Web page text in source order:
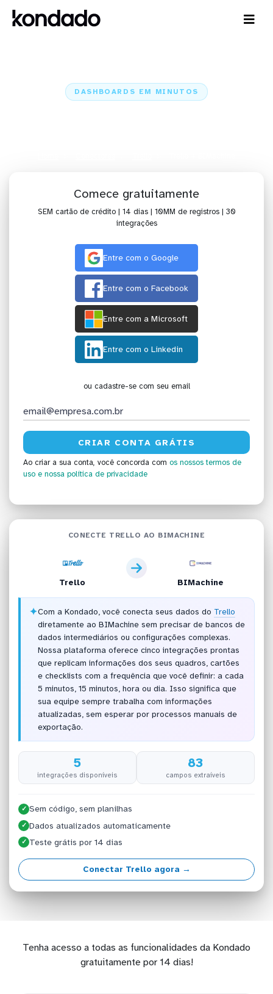
DASHBOARDS EM MINUTOS
Comece gratuitamente
SEM cartão de crédito | 14 dias | 10MM de registros | 30
integrações
Entre com o Google
Entre com o Facebook
Entre com a Microsoft
Entre com o Linkedin
ou cadastre-se com seu email
Ao criar a sua conta, você concorda com os nossos termos de
uso e nossa política de privacidade
CONECTE TRELLO AO BIMACHINE
Trello BIMachine
✦Com a Kondado, você conecta seus dados do Trello
diretamente ao BIMachine sem precisar de bancos de
dados intermediários ou configurações complexas.
Nossa plataforma oferece cinco integrações prontas
que replicam informações dos seus quadros, cartões
e checklists com a frequência que você definir: a cada
5 minutos, 15 minutos, hora ou dia. Isso significa que
sua equipe sempre trabalha com informações
atualizadas, sem esperar por processos manuais de
exportação.
5
integrações disponíveis
83
campos extraíveis
✓ Sem código, sem planilhas
✓ Dados atualizados automaticamente
✓ Teste grátis por 14 dias
Conectar Trello agora →
Tenha acesso a todas as funcionalidades da Kondado
gratuitamente por 14 dias!